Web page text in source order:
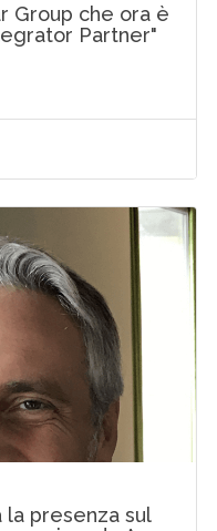
Group che ora è
Partner"
la presenza sul